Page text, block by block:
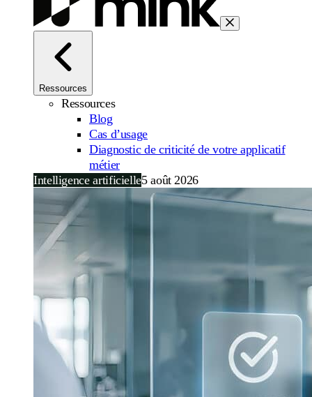
Ressources
Ressources
Blog
Cas d’usage
Diagnostic de criticité de votre applicatif
métier
Intelligence artificielle5 août 2026